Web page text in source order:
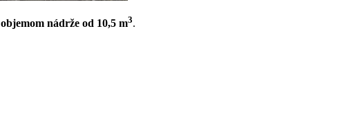
objemom nádrže od 10,5 m3.